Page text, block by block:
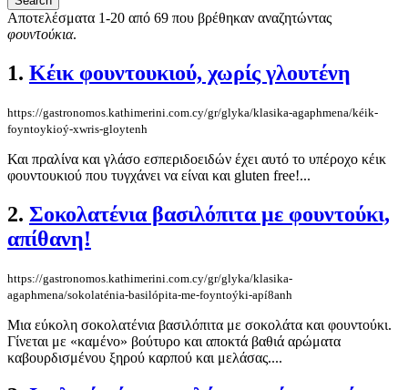
Αποτελέσματα 1-20 από 69 που βρέθηκαν αναζητώντας
φουντούκια.
1. Κέικ φουντουκιού, χωρίς γλουτένη
https://gastronomos.kathimerini.com.cy/gr/glyka/klasika-agaphmena/kéik-
foyntoykioý-xwris-gloytenh
Και πραλίνα και γλάσο εσπεριδοειδών έχει αυτό το υπέροχο κέικ
φουντουκιού που τυγχάνει να είναι και gluten free!...
2. Σοκολατένια βασιλόπιτα με φουντούκι,
απίθανη!
https://gastronomos.kathimerini.com.cy/gr/glyka/klasika-
agaphmena/sokolaténia-basilópita-me-foyntoýki-apí8anh
Μια εύκολη σοκολατένια βασιλόπιτα με σοκολάτα και φουντούκι.
Γίνεται με «καμένο» βούτυρο και αποκτά βαθιά αρώματα
καβουρδισμένου ξηρού καρπού και μελάσας....